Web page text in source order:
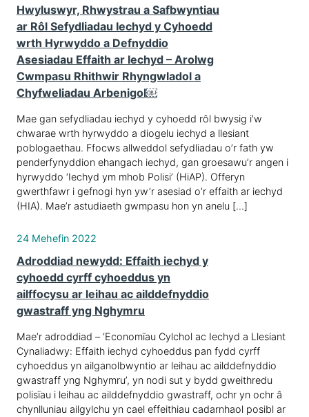
Hwyluswyr, Rhwystrau a Safbwyntiau
ar Rôl Sefydliadau Iechyd y Cyhoedd
wrth Hyrwyddo a Defnyddio
Asesiadau Effaith ar Iechyd – Arolwg
Cwmpasu Rhithwir Rhyngwladol a
Chyfweliadau Arbenigol￼
Mae gan sefydliadau iechyd y cyhoedd rôl bwysig i’w
chwarae wrth hyrwyddo a diogelu iechyd a llesiant
poblogaethau. Ffocws allweddol sefydliadau o’r fath yw
penderfynyddion ehangach iechyd, gan groesawu’r angen i
hyrwyddo ‘Iechyd ym mhob Polisi’ (HiAP). Offeryn
gwerthfawr i gefnogi hyn yw’r asesiad o’r effaith ar iechyd
(HIA). Mae’r astudiaeth gwmpasu hon yn anelu […]
24 Mehefin 2022
Adroddiad newydd: Effaith iechyd y
cyhoedd cyrff cyhoeddus yn
ailffocysu ar leihau ac ailddefnyddio
gwastraff yng Nghymru
Mae’r adroddiad – ‘Economïau Cylchol ac Iechyd a Llesiant
Cynaliadwy: Effaith iechyd cyhoeddus pan fydd cyrff
cyhoeddus yn ailganolbwyntio ar leihau ac ailddefnyddio
gwastraff yng Nghymru’, yn nodi sut y bydd gweithredu
polisïau i leihau ac ailddefnyddio gwastraff, ochr yn ochr â
chynlluniau ailgylchu yn cael effeithiau cadarnhaol posibl ar